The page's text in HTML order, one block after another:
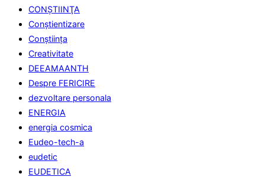
CONŞTIINŢA
Conştientizare
Conştiinţa
Creativitate
DEEAMAANTH
Despre FERICIRE
dezvoltare personala
ENERGIA
energia cosmica
Eudeo-tech-a
eudetic
EUDETICA